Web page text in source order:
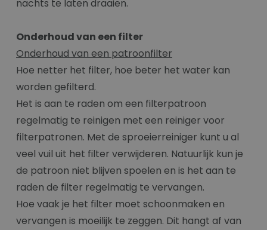
nachts te laten draaien.
Onderhoud van een filter
Onderhoud van een patroonfilter
Hoe netter het filter, hoe beter het water kan
worden gefilterd.
Het is aan te raden om een filterpatroon
regelmatig te reinigen met een reiniger voor
filterpatronen. Met de sproeierreiniger kunt u al
veel vuil uit het filter verwijderen. Natuurlijk kun je
de patroon niet blijven spoelen en is het aan te
raden de filter regelmatig te vervangen.
Hoe vaak je het filter moet schoonmaken en
vervangen is moeilijk te zeggen. Dit hangt af van